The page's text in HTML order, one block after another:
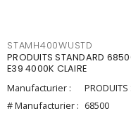
STAMH400WUSTD
PRODUITS STANDARD
E39 4000K CLAIRE
Manufacturier :
PRODUITS
# Manufacturier : 68500